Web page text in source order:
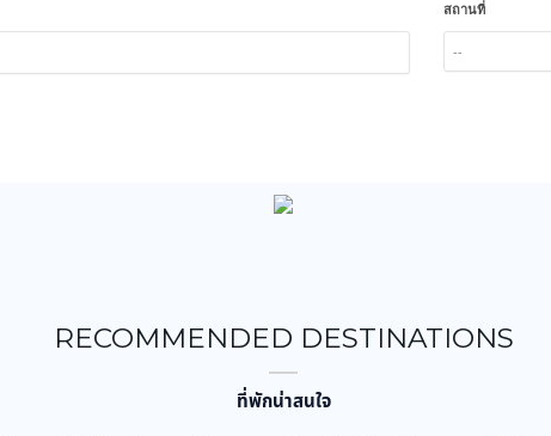
สถานที่
--
RECOMMENDED DESTINATIONS
ที่พักน่าสนใจ